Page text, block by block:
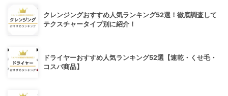
クレンジングおすすめ人気ランキング52選！徹底調査して
テクスチャータイプ別に紹介！
ドライヤーおすすめ人気ランキング52選【速乾・くせ毛・
コスパ商品】